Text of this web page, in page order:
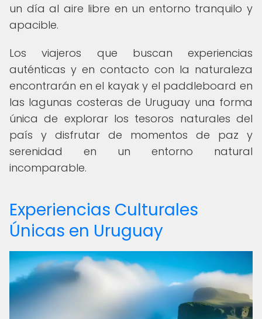
un día al aire libre en un entorno tranquilo y
apacible.
Los viajeros que buscan experiencias
auténticas y en contacto con la naturaleza
encontrarán en el kayak y el paddleboard en
las lagunas costeras de Uruguay una forma
única de explorar los tesoros naturales del
país y disfrutar de momentos de paz y
serenidad en un entorno natural
incomparable.
Experiencias Culturales
Únicas en Uruguay